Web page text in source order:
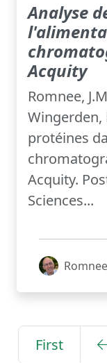
Analyse
Acquity
Romnee,
Wingerden,
protéines
Acquity.
Sciences...
First